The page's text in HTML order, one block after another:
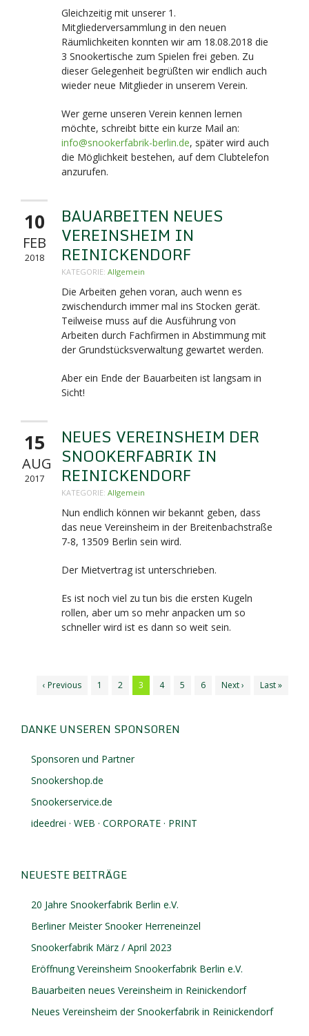
Gleichzeitig mit unserer 1.
Mitgliederversammlung in den neuen
Räumlichkeiten konnten wir am 18.08.2018 die
3 Snookertische zum Spielen frei geben. Zu
dieser Gelegenheit begrüßten wir endlich auch
wieder neue Mitglieder in unserem Verein.
Wer gerne unseren Verein kennen lernen
möchte, schreibt bitte ein kurze Mail an:
info@snookerfabrik-berlin.de, später wird auch
die Möglichkeit bestehen, auf dem Clubtelefon
anzurufen.
10
FEB
2018
BAUARBEITEN NEUES
VEREINSHEIM IN
REINICKENDORF
KATEGORIE: Allgemein
Die Arbeiten gehen voran, auch wenn es
zwischendurch immer mal ins Stocken gerät.
Teilweise muss auf die Ausführung von
Arbeiten durch Fachfirmen in Abstimmung mit
der Grundstücksverwaltung gewartet werden.
Aber ein Ende der Bauarbeiten ist langsam in
Sicht!
15
AUG
2017
NEUES VEREINSHEIM DER
SNOOKERFABRIK IN
REINICKENDORF
KATEGORIE: Allgemein
Nun endlich können wir bekannt geben, dass
das neue Vereinsheim in der Breitenbachstraße
7-8, 13509 Berlin sein wird.
Der Mietvertrag ist unterschrieben.
Es ist noch viel zu tun bis die ersten Kugeln
rollen, aber um so mehr anpacken um so
schneller wird ist es dann so weit sein.
‹ Previous 1 2 3 4 5 6 Next › Last »
DANKE UNSEREN SPONSOREN
Sponsoren und Partner
Snookershop.de
Snookerservice.de
ideedrei · WEB · CORPORATE · PRINT
NEUESTE BEITRÄGE
20 Jahre Snookerfabrik Berlin e.V.
Berliner Meister Snooker Herreneinzel
Snookerfabrik März / April 2023
Eröffnung Vereinsheim Snookerfabrik Berlin e.V.
Bauarbeiten neues Vereinsheim in Reinickendorf
Neues Vereinsheim der Snookerfabrik in Reinickendorf